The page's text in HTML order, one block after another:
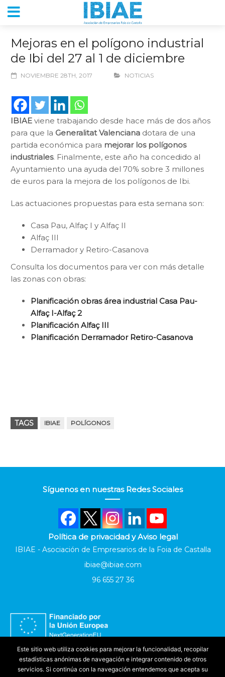
Mejoras en el polígono industrial
de Ibi del 27 al 1 de diciembre
NOVIEMBRE 28TH, 2017 NOTICIAS
IBIAE viene trabajando desde hace más de dos años
para que la Generalitat Valenciana dotara de una
partida económica para mejorar los polígonos
industriales. Finalmente, este año ha concedido al
Ayuntamiento una ayuda del 70% sobre 3 millones
de euros para la mejora de los polígonos de Ibi.
Las actuaciones propuestas para esta semana son:
Casa Pau, Alfaç I y Alfaç II
Alfaç III
Derramador y Retiro-Casanova
Consulta los documentos para ver con más detalle
las zonas con obras:
Planificación obras área industrial Casa Pau-
Alfaç I-Alfaç 2
Planificación Alfaç III
Planificación Derramador Retiro-Casanova
TAGS IBIAE POLÍGONOS
Síguenos en nuestras Redes Sociales
Política de privacidad y Aviso legal
IBIAE - Asociación de Empresarios de la Foia de Castalla
ibiae@ibiae.com
96 655 27 36
Este sitio web utiliza cookies para mejorar la funcionalidad, recopilar
estadísticas anónimas de navegación e integrar contenido de otros
servicios. Si continúa con la navegación entendemos que acepta su